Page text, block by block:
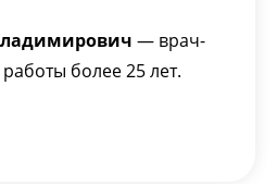
— врач-
более 25 лет.